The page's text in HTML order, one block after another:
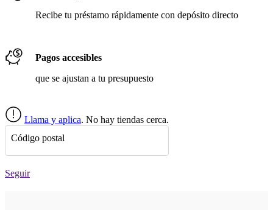
Recibe tu préstamo rápidamente con depósito directo
Pagos accesibles
que se ajustan a tu presupuesto
Llama y aplica. No hay tiendas cerca.
Código postal
Seguir